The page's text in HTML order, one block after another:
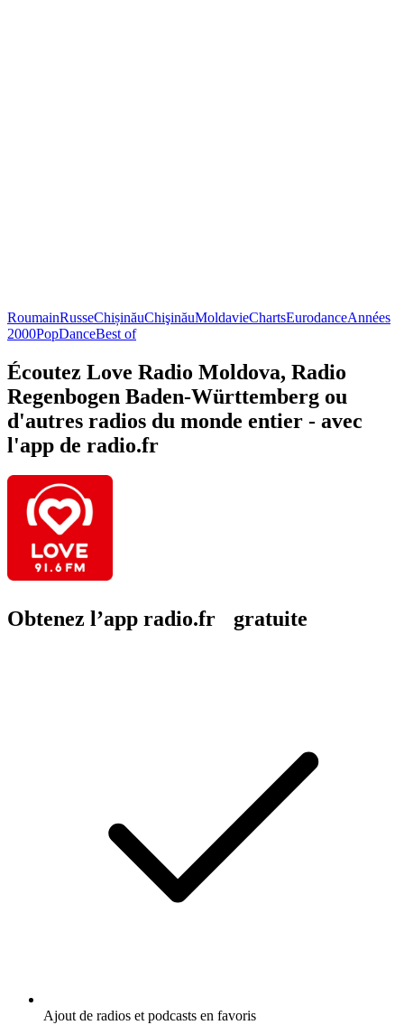
RoumainRusseChișinăuChişinăuMoldavieChartsEurodanceAnnées
2000PopDanceBest of
Écoutez Love Radio Moldova, Radio
Regenbogen Baden-Württemberg ou
d'autres radios du monde entier - avec
l'app de radio.fr
Obtenez l’app radio.fr gratuite
Ajout de radios et podcasts en favoris